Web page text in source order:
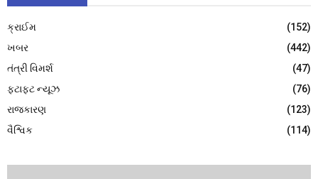
ક્રાઈમ
(152)
ખબર
(442)
તંત્રી વિમર્શ
(47)
ફટાફટ ન્યૂઝ
(76)
રાજકારણ
(123)
વૈશ્વિક
(114)